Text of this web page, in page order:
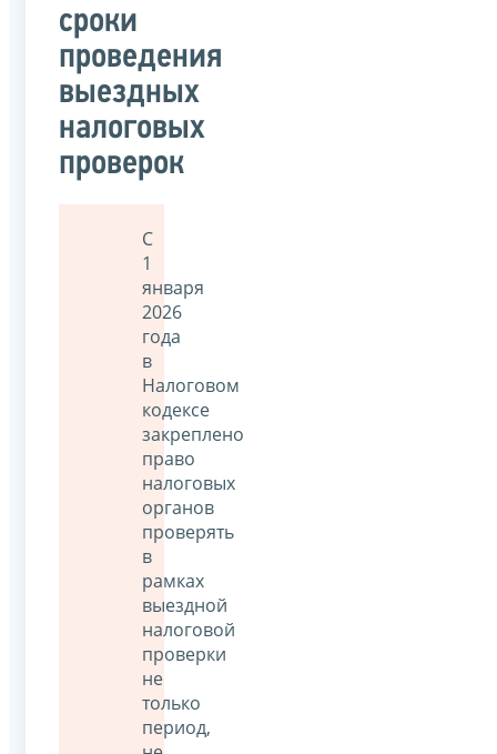
сроки
проведения
выездных
налоговых
проверок
С
1
января
2026
года
в
Налоговом
кодексе
закреплено
право
налоговых
органов
проверять
в
рамках
выездной
налоговой
проверки
не
только
период,